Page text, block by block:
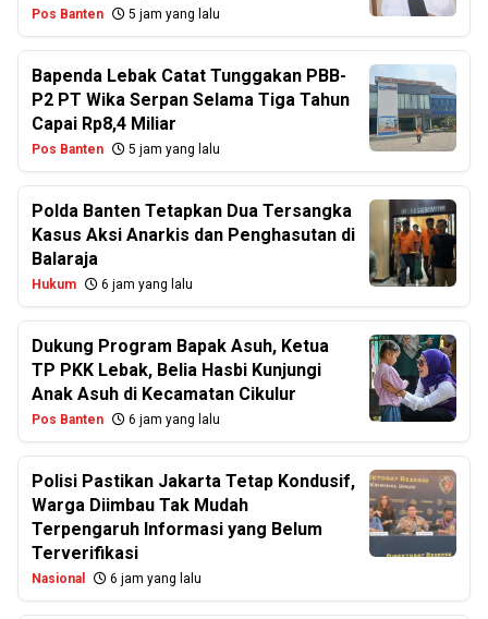
Pos Banten 5 jam yang lalu
Bapenda Lebak Catat Tunggakan PBB-
P2 PT Wika Serpan Selama Tiga Tahun
Capai Rp8,4 Miliar
Pos Banten 5 jam yang lalu
Polda Banten Tetapkan Dua Tersangka
Kasus Aksi Anarkis dan Penghasutan di
Balaraja
Hukum 6 jam yang lalu
Dukung Program Bapak Asuh, Ketua
TP PKK Lebak, Belia Hasbi Kunjungi
Anak Asuh di Kecamatan Cikulur
Pos Banten 6 jam yang lalu
Polisi Pastikan Jakarta Tetap Kondusif,
Warga Diimbau Tak Mudah
Terpengaruh Informasi yang Belum
Terverifikasi
Nasional 6 jam yang lalu